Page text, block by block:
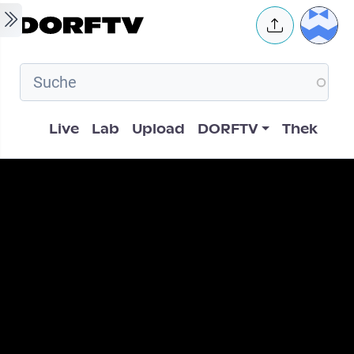
Skip to main content User
Hauptnavigation
Live Lab Upload DORFTV Thek